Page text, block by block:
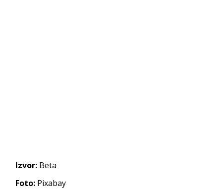
Izvor: Beta
Foto: Pixabay